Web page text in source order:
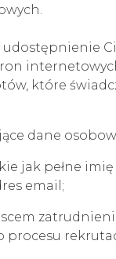
które
dane
jak pełne
email;
procesu